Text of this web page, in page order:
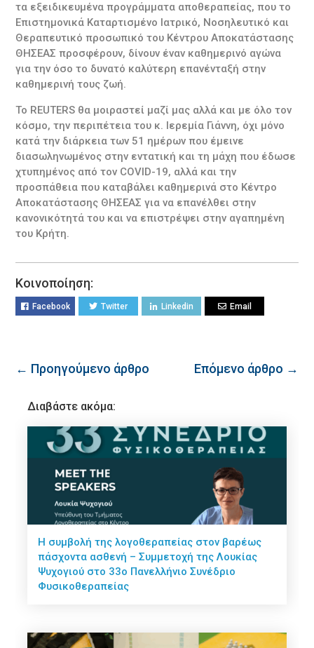
τα εξειδικευμένα προγράμματα αποθεραπείας, που το
Επιστημονικά Καταρτισμένο Ιατρικό, Νοσηλευτικό και
Θεραπευτικό προσωπικό του Κέντρου Αποκατάστασης
ΘΗΣΕΑΣ προσφέρουν, δίνουν έναν καθημερινό αγώνα
για την όσο το δυνατό καλύτερη επανένταξή στην
καθημερινή τους ζωή.
Το REUTERS θα μοιραστεί μαζί μας αλλά και με όλο τον
κόσμο, την περιπέτεια του κ. Ιερεμία Γιάννη, όχι μόνο
κατά την διάρκεια των 51 ημέρων που έμεινε
διασωληνωμένος στην εντατική και τη μάχη που έδωσε
χτυπημένος από τον COVID-19, αλλά και την
προσπάθεια που καταβάλει καθημερινά στο Κέντρο
Αποκατάστασης ΘΗΣΕΑΣ για να επανέλθει στην
κανονικότητά του και να επιστρέψει στην αγαπημένη
του Κρήτη.
Κοινοποίηση:
Facebook Twitter Linkedin Email
← Προηγούμενο άρθρο Επόμενο άρθρο →
Διαβάστε ακόμα:
Η συμβολή της λογοθεραπείας στον βαρέως
πάσχοντα ασθενή – Συμμετοχή της Λουκίας
Ψυχογιού στο 33ο Πανελλήνιο Συνέδριο
Φυσικοθεραπείας